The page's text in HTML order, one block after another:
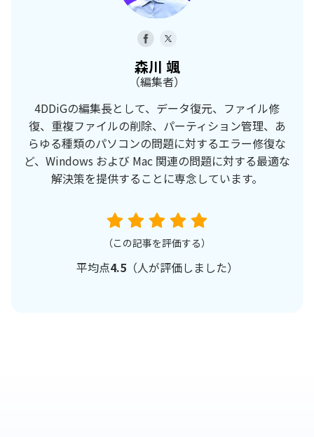
森川 颯
（編集者）
4DDiGの編集長として、データ復元、ファイル修
復、重複ファイルの削除、パーティション管理、あ
らゆる種類のパソコンの問題に対するエラー修復な
ど、Windows および Mac 関連の問題に対する最適な
解決策を提供することに専念しています。
（この記事を評価する）
平均点4.5（人が評価しました）